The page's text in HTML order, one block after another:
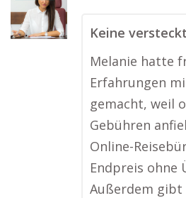
Keine
Melanie hatte
Erfahrungen
gemacht, weil
Gebühren
Online-
Endpreis ohne
Außerdem gibt